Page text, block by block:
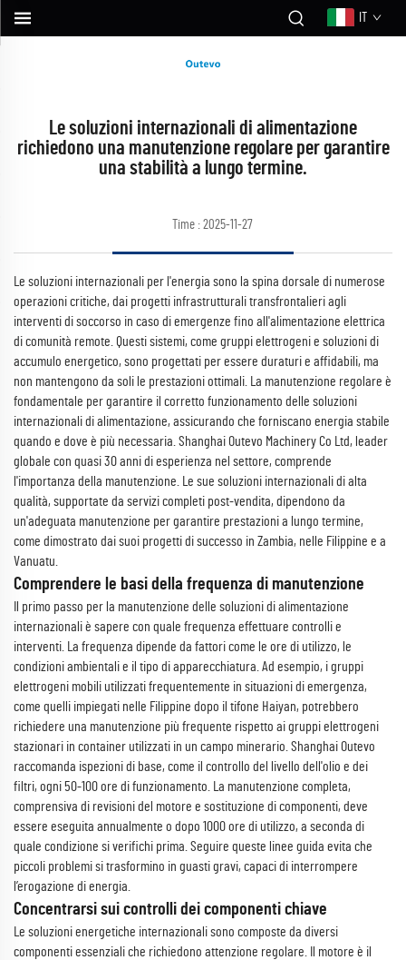
Le soluzioni internazionali di alimentazione
richiedono una manutenzione regolare per garantire
una stabilità a lungo termine.
Time : 2025-11-27
Le soluzioni internazionali per l'energia sono la spina dorsale di numerose
operazioni critiche, dai progetti infrastrutturali transfrontalieri agli
interventi di soccorso in caso di emergenze fino all'alimentazione elettrica
di comunità remote. Questi sistemi, come gruppi elettrogeni e soluzioni di
accumulo energetico, sono progettati per essere duraturi e affidabili, ma
non mantengono da soli le prestazioni ottimali. La manutenzione regolare è
fondamentale per garantire il corretto funzionamento delle soluzioni
internazionali di alimentazione, assicurando che forniscano energia stabile
quando e dove è più necessaria. Shanghai Outevo Machinery Co Ltd, leader
globale con quasi 30 anni di esperienza nel settore, comprende
l'importanza della manutenzione. Le sue soluzioni internazionali di alta
qualità, supportate da servizi completi post-vendita, dipendono da
un'adeguata manutenzione per garantire prestazioni a lungo termine,
come dimostrato dai suoi progetti di successo in Zambia, nelle Filippine e a
Vanuatu.
Comprendere le basi della frequenza di manutenzione
Il primo passo per la manutenzione delle soluzioni di alimentazione
internazionali è sapere con quale frequenza effettuare controlli e
interventi. La frequenza dipende da fattori come le ore di utilizzo, le
condizioni ambientali e il tipo di apparecchiatura. Ad esempio, i gruppi
elettrogeni mobili utilizzati frequentemente in situazioni di emergenza,
come quelli impiegati nelle Filippine dopo il tifone Haiyan, potrebbero
richiedere una manutenzione più frequente rispetto ai gruppi elettrogeni
stazionari in container utilizzati in un campo minerario. Shanghai Outevo
raccomanda ispezioni di base, come il controllo del livello dell'olio e dei
filtri, ogni 50-100 ore di funzionamento. La manutenzione completa,
comprensiva di revisioni del motore e sostituzione di componenti, deve
essere eseguita annualmente o dopo 1000 ore di utilizzo, a seconda di
quale condizione si verifichi prima. Seguire queste linee guida evita che
piccoli problemi si trasformino in guasti gravi, capaci di interrompere
l’erogazione di energia.
Concentrarsi sui controlli dei componenti chiave
Le soluzioni energetiche internazionali sono composte da diversi
componenti essenziali che richiedono attenzione regolare. Il motore è il